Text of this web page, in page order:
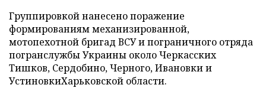
Группировкой нанесено поражение
формированиям механизированной,
мотопехотной бригад ВСУ и пограничного отряда
погранслужбы Украины около Черкасских
Тишков, Сердобино, Черного, Ивановки и
УстиновкиХарьковской области.